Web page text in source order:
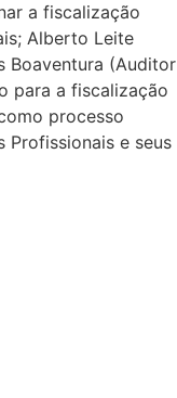
a fiscalização
Alberto Leite
Boaventura (Auditor
para a fiscalização
processo
e seus